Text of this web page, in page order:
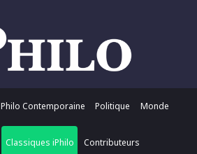
Philo Contemporaine Politique Monde
Classiques iPhilo Contributeurs